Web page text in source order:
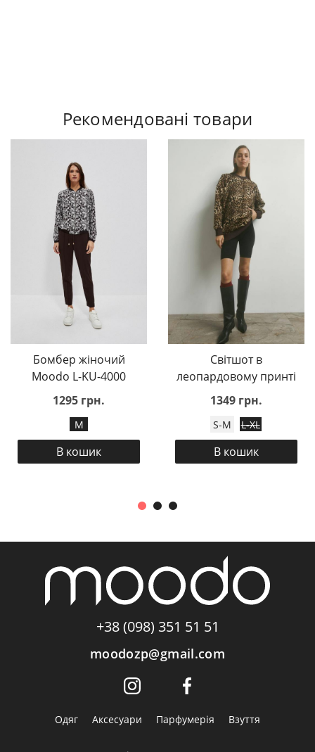
Рекомендовані товари
Бомбер жіночий
Moodo L-KU-4000
1295 грн.
M
В кошик
Світшот в
леопардовому принті
1349 грн.
S-M L-XL
В кошик
+38 (098) 351 51 51
moodozp@gmail.com
Одяг Аксесуари Парфумерія Взуття